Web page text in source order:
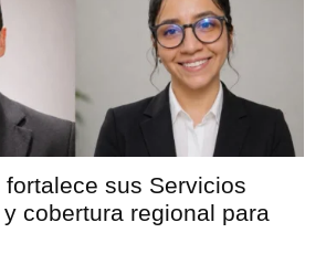
fortalece sus Servicios
cobertura regional para